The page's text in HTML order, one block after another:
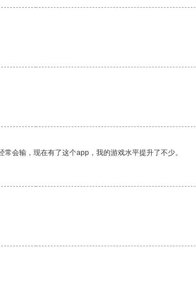
会输，现在有了这个app，我的游戏水平提升了不少。